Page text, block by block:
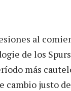
al
de los
más
cambio justo